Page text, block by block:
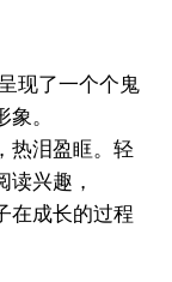
现了一个个鬼
。
热泪盈眶。轻
兴趣，
在成长的过程